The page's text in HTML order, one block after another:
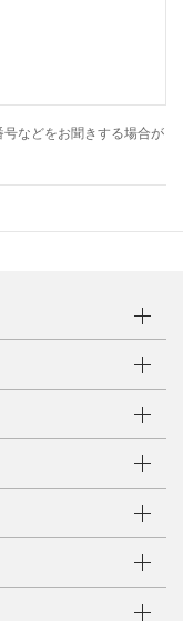
などをお聞きする場合が